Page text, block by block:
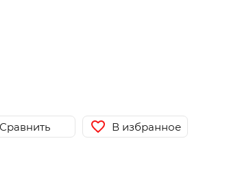
Сравнить В избранное